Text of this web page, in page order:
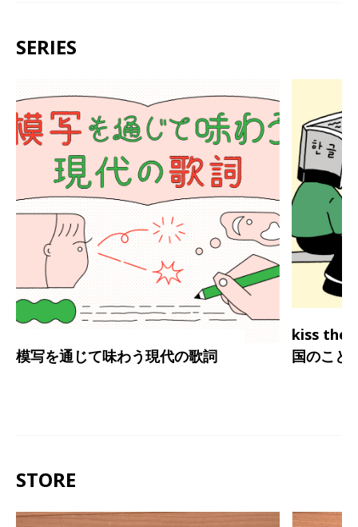
SERIES
模写を通じて味わう現代の歌詞
kiss the
国のこと
STORE